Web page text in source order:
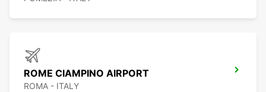
ROME CIAMPINO AIRPORT
ROMA - ITALY